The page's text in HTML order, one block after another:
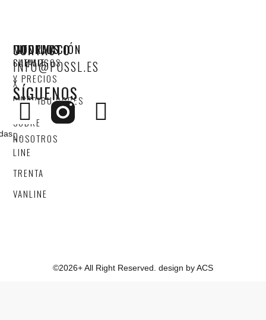
MODELOS
SUMMIT
X
LINE
D-
LINE
TRENTA
VANLINE
INFORMACIÓN
CATALOGOS
Y PRECIOS
DISTRIBUIDORES
SOBRE
NOSOTROS
CONTACTO
INFO@POSSL.ES
SÍGUENOS
©2026+ All Right Reserved. design by ACS